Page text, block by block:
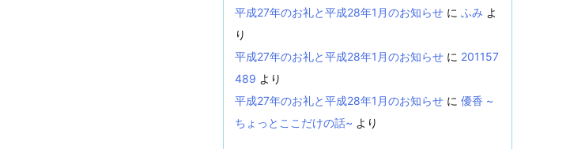
平成27年のお礼と平成28年1月のお知らせ に ふみ よ
り
平成27年のお礼と平成28年1月のお知らせ に 201157
489 より
平成27年のお礼と平成28年1月のお知らせ に 優香 ~
ちょっとここだけの話~ より